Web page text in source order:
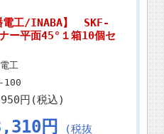
電工/INABA】 SKF-
平面45°１箱10個セ
工
100
円(税込)
円
(税抜